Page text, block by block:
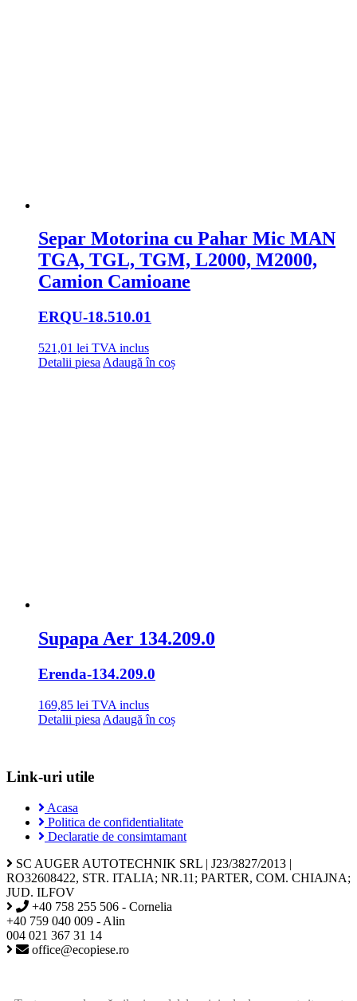
Separ Motorina cu Pahar Mic MAN
TGA, TGL, TGM, L2000, M2000,
Camion Camioane
ERQU-18.510.01
521,01 lei TVA inclus
Detalii piesa Adaugă în coș
Supapa Aer 134.209.0
Erenda-134.209.0
169,85 lei TVA inclus
Detalii piesa Adaugă în coș
Link-uri utile
Acasa
Politica de confidentialitate
Declaratie de consimtamant
SC AUGER AUTOTECHNIK SRL | J23/3827/2013 |
RO32608422, STR. ITALIA; NR.11; PARTER, COM. CHIAJNA;
JUD. ILFOV
+40 758 255 506 - Cornelia
+40 759 040 009 - Alin
004 021 367 31 14
office@ecopiese.ro